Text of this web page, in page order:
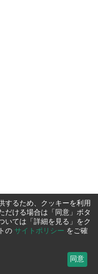
するため、クッキーを利用
だける場合は「同意」ボタ
いては「詳細を見る」をク
の サイトポリシー をご確
同意